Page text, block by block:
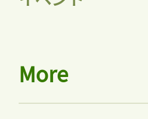
More